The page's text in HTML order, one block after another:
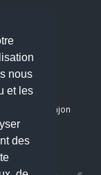
nous
et les
des
faciale à Arpajon